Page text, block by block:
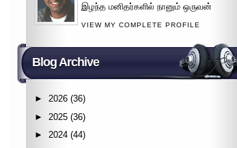
இழந்த மனிதர்களில் நானும் ஒருவன்
VIEW MY COMPLETE PROFILE
Blog Archive
► 2026 (36)
► 2025 (36)
► 2024 (44)